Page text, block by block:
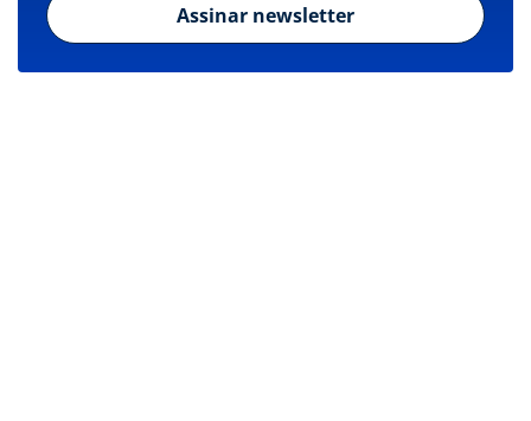
Assinar newsletter